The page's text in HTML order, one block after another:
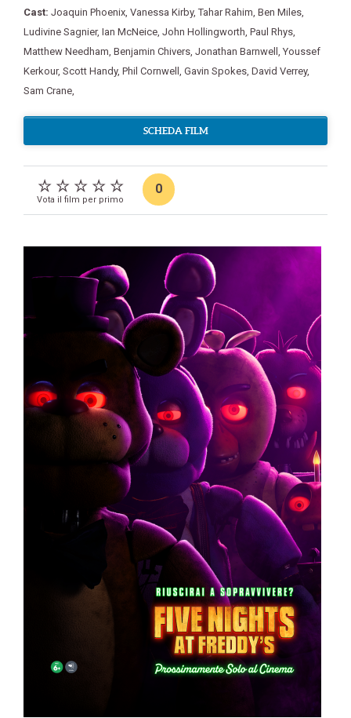
Cast: Joaquin Phoenix, Vanessa Kirby,Tahar Rahim, Ben Miles,
Ludivine Sagnier, Ian McNeice, John Hollingworth, Paul Rhys,
Matthew Needham, Benjamin Chivers, Jonathan Barnwell , Youssef
Kerkour, Scott Handy, Phil Cornwell , Gavin Spokes, David Verrey,
Sam Crane,
SCHEDA FILM
Vota il film per primo
0